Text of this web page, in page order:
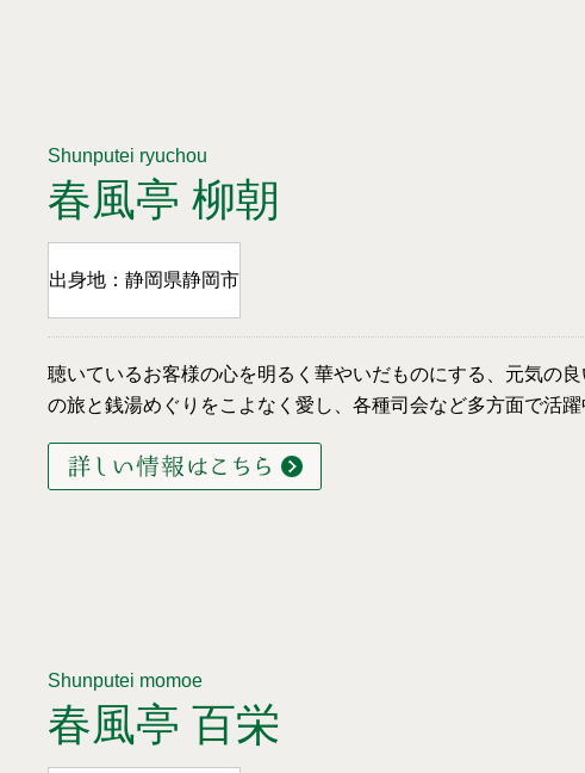
Shunputei ryuchou
春風亭 柳朝
出身地：静岡県静岡市
聴いているお客様の心を明るく華やいだものにする、元気の
の旅と銭湯めぐりをこよなく愛し、各種司会など多方面で活躍
Shunputei momoe
春風亭 百栄